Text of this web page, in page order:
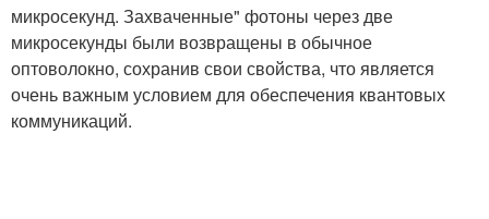
микросекунд. Захваченные" фотоны через две
микросекунды были возвращены в обычное
оптоволокно, сохранив свои свойства, что является
очень важным условием для обеспечения квантовых
коммуникаций.